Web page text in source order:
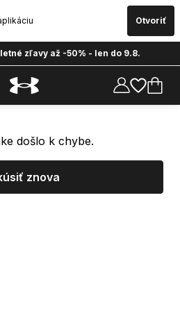
Otvoriť
zľavy až -50% - len do 9.8.
došlo k chybe.
znova